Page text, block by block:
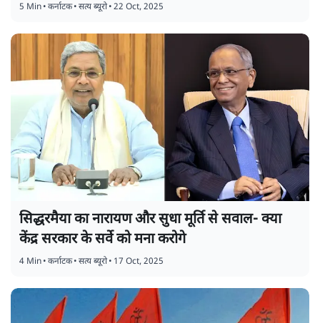
5 Min•कर्नाटक•सत्य ब्यूरो•22 Oct, 2025
सिद्धरमैया का नारायण और सुधा मूर्ति से सवाल- क्या
केंद्र सरकार के सर्वे को मना करोगे
4 Min•कर्नाटक•सत्य ब्यूरो• 17 Oct, 2025